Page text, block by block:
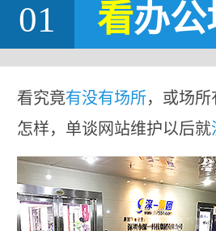
01 看办公
看究竟有没有场所，或场
怎样，单谈网站维护以后就